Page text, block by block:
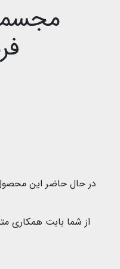
در حال حاضر این
از شما بابت همکاری